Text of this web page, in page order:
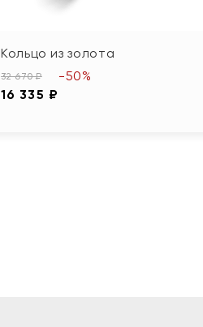
Кольцо из золота
32 670 ₽
16 335 ₽
-50%